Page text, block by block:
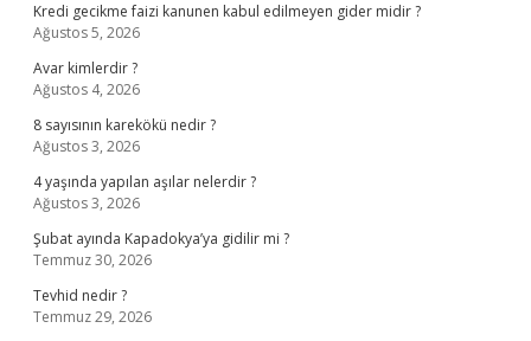
Kredi gecikme faizi kanunen kabul edilmeyen gider midir ?
Ağustos 5, 2026
Avar kimlerdir ?
Ağustos 4, 2026
8 sayısının karekökü nedir ?
Ağustos 3, 2026
4 yaşında yapılan aşılar nelerdir ?
Ağustos 3, 2026
Şubat ayında Kapadokya’ya gidilir mi ?
Temmuz 30, 2026
Tevhid nedir ?
Temmuz 29, 2026